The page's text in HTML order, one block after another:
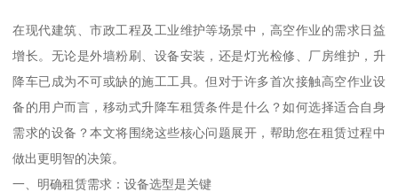
在现代建筑、市政工程及工业维护等场景中，高空作业的需求日益
增长。无论是外墙粉刷、设备安装，还是灯光检修、厂房维护，升
降车已成为不可或缺的施工工具。但对于许多首次接触高空作业设
备的用户而言，移动式升降车租赁条件是什么？如何选择适合自身
需求的设备？本文将围绕这些核心问题展开，帮助您在租赁过程中
做出更明智的决策。
一、明确租赁需求：设备选型是关键